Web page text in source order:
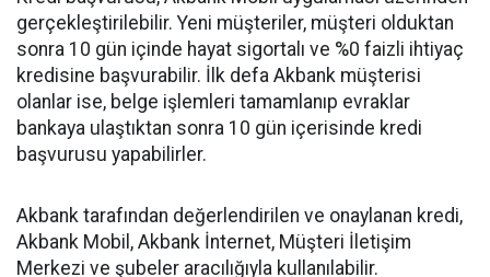
gerçekleştirilebilir. Yeni müşteriler, müşteri olduktan
sonra 10 gün içinde hayat sigortalı ve %0 faizli ihtiyaç
kredisine başvurabilir. İlk defa Akbank müşterisi
olanlar ise, belge işlemleri tamamlanıp evraklar
bankaya ulaştıktan sonra 10 gün içerisinde kredi
başvurusu yapabilirler.
Akbank tarafından değerlendirilen ve onaylanan kredi,
Akbank Mobil, Akbank İnternet, Müşteri İletişim
Merkezi ve şubeler aracılığıyla kullanılabilir.